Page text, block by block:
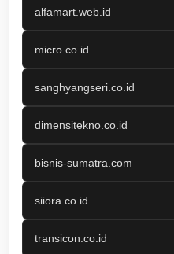
alfamart.web.id
micro.co.id
sanghyangseri.co.id
dimensitekno.co.id
bisnis-sumatra.com
siiora.co.id
transicon.co.id